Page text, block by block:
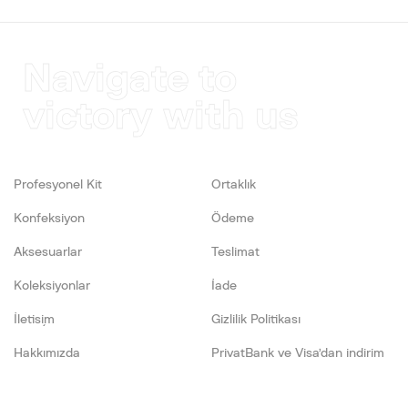
Profesyonel Kit
Konfeksiyon
Aksesuarlar
Koleksiyonlar
İletişim
Hakkımızda
Ortaklık
Ödeme
Teslimat
İade
Gizlilik Politikası
PrivatBank ve Visa’dan indirim